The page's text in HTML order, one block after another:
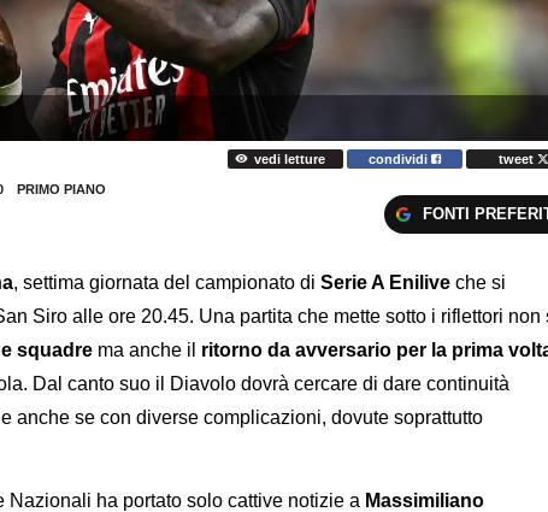
vedi letture condividi tweet
PRIMO PIANO
FONTI
, settima giornata del campionato di Serie A Enilive che si
Siro alle ore 20.45. Una partita che mette sotto i riflettori non
squadre ma anche il ritorno da avversario per la prima
Dal canto suo il Diavolo dovrà cercare di dare continuità
anche se con diverse complicazioni, dovute soprattutto
Nazionali ha portato solo cattive notizie a Massimiliano